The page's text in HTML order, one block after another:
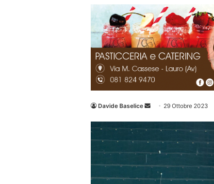
Davide Baselice
Invia 29 Ottobre 2023